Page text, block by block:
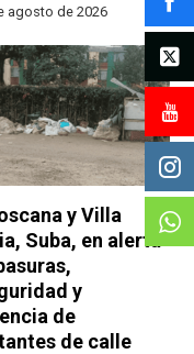
agosto de 2026
y Villa
Suba, en alerta
y
de
de calle